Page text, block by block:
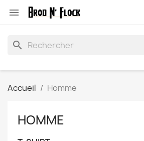

search
Accueil Homme
HOMME